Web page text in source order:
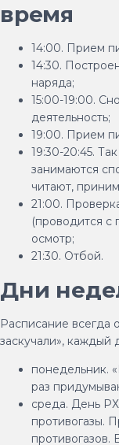
время
14:00. Прием
14:30.
наряда;
15:00-19:00.
деятельность;
19:00. Прием
19:30-20:45.
занимаются
читают,
21:00.
(проводится с
осмотр;
21:30. Отбой.
Дни
Расписание всегда
заскучали», каждый
понедельник.
раз
среда. День
противогазы.